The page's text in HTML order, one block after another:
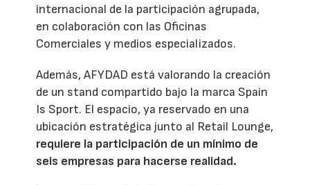
internacional de la participación agrupada,
en colaboración con las Oficinas
Comerciales y medios especializados.
Además, AFYDAD está valorando la creación
de un stand compartido bajo la marca Spain
Is Sport. El espacio, ya reservado en una
ubicación estratégica junto al Retail Lounge,
requiere la participación de un mínimo de
seis empresas para hacerse realidad.